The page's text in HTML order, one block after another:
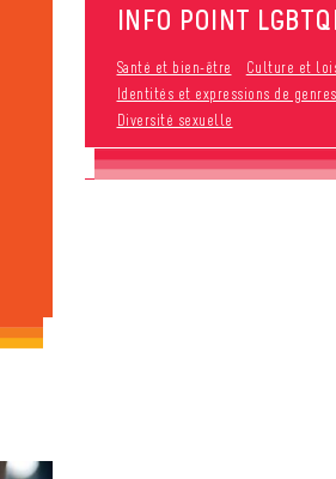
INFO POINT
Santé et bien-être
Culture et
Identités et expressions de genres
Diversité sexuelle